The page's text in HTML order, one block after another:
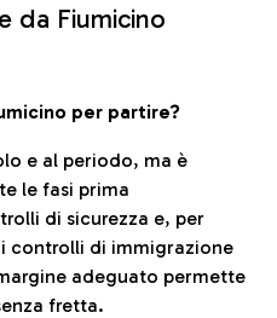
da Fiumicino
per partire?
e al periodo, ma è
le fasi prima
di sicurezza e, per
controlli di immigrazione
adeguato permette
fretta.